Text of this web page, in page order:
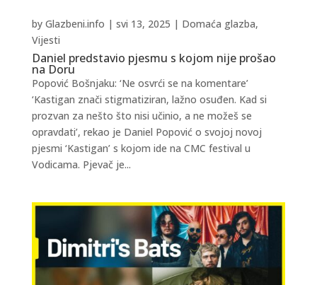
Daniel predstavio pjesmu s kojom nije prošao
na Doru
by Glazbeni.info | svi 13, 2025 | Domaća glazba,
Vijesti
Popović Bošnjaku: ‘Ne osvrći se na komentare’
‘Kastigan znači stigmatiziran, lažno osuđen. Kad si
prozvan za nešto što nisi učinio, a ne možeš se
opravdati’, rekao je Daniel Popović o svojoj novoj
pjesmi ‘Kastigan’ s kojom ide na CMC festival u
Vodicama. Pjevač je...